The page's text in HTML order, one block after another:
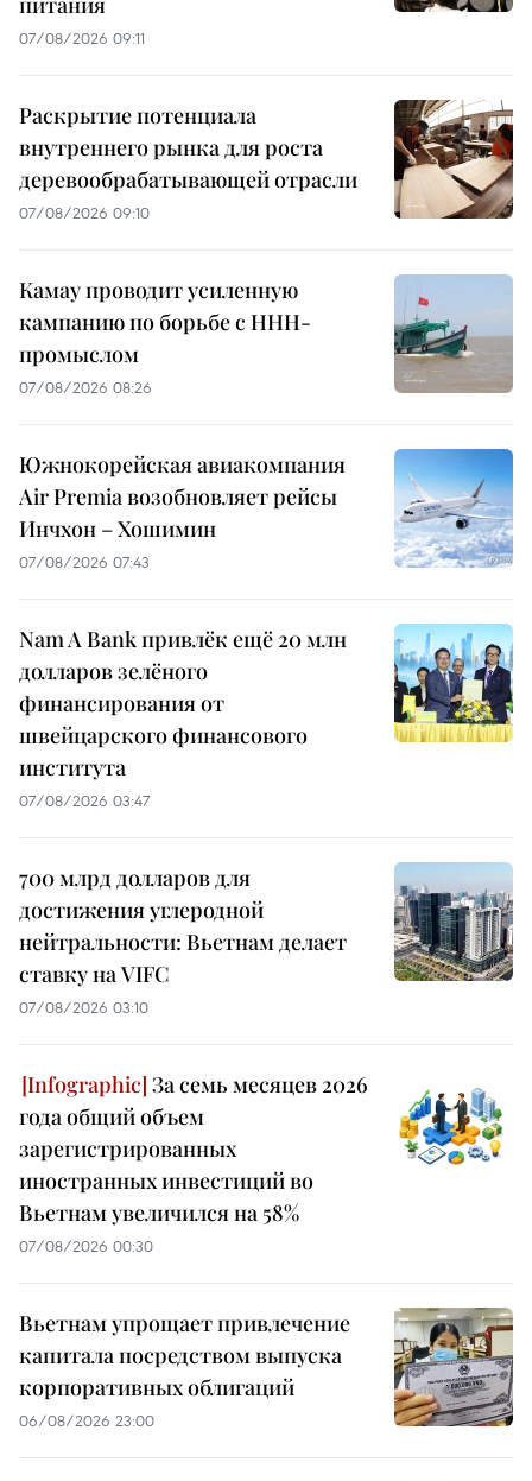
07/08/2026 09:11
Раскрытие потенциала
внутреннего рынка для роста
деревообрабатывающей отрасли
07/08/2026 09:10
Камау проводит усиленную
кампанию по борьбе с ННН-
промыслом
07/08/2026 08:26
Южнокорейская авиакомпания
Air Premia возобновляет рейсы
Инчхон – Хошимин
07/08/2026 07:43
Nam A Bank привлёк ещё 20 млн
долларов зелёного
финансирования от
швейцарского финансового
института
07/08/2026 03:47
700 млрд долларов для
достижения углеродной
нейтральности: Вьетнам делает
ставку на VIFC
07/08/2026 03:10
За семь месяцев 2026
года общий объем
зарегистрированных
иностранных инвестиций во
Вьетнам увеличился на 58%
07/08/2026 00:30
Вьетнам упрощает привлечение
капитала посредством выпуска
корпоративных облигаций
06/08/2026 23:00